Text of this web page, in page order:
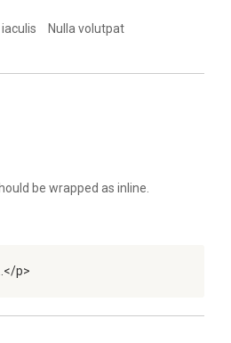
Nulla volutpat
be wrapped as inline.
p>